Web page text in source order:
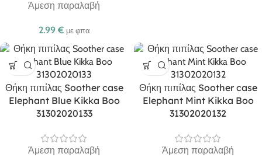
Άμεση παραλαβή
2.99 € με φπα
Θήκη πιπίλας Soother case
Elephant Blue Kikka Boo
31302020133
Άμεση παραλαβή
Θήκη πιπίλας Soother case
Elephant Mint Kikka Boo
31302020132
Άμεση παραλαβή